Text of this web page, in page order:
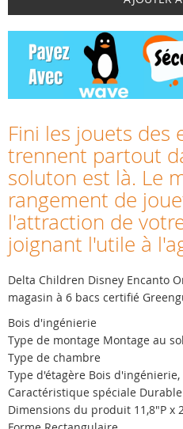
Fini les jouets des
trennent partout
soluton est là. Le
rangement de
l'attraction de
joignant l'utile à
Delta Children Disney Encanto
magasin à 6 bacs certifié
Bois d'ingénierie
Type de montage Montage au sol
Type de chambre
Type d'étagère Bois d'ingénierie,
Caractéristique spéciale Durable
Dimensions du produit 11,8"P x